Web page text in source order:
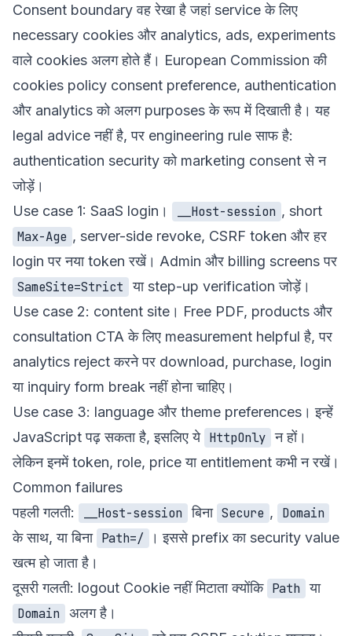
Consent boundary वह रेखा है जहां service के लिए
necessary cookies और analytics, ads, experiments
वाले cookies अलग होते हैं। European Commission की
cookies policy consent preference, authentication
और analytics को अलग purposes के रूप में दिखाती है। यह
legal advice नहीं है, पर engineering rule साफ है:
authentication security को marketing consent से न
जोड़ें।
Use case 1: SaaS login।
__Host-session , short
Max-Age , server-side revoke, CSRF token और हर
login पर नया token रखें। Admin और billing screens पर
SameSite=Strict या step-up verification जोड़ें।
Use case 2: content site। Free PDF, products और
consultation CTA के लिए measurement helpful है, पर
analytics reject करने पर download, purchase, login
या inquiry form break नहीं होना चाहिए।
Use case 3: language और theme preferences। इन्हें
JavaScript पढ़ सकता है, इसलिए ये HttpOnly न हों।
लेकिन इनमें token, role, price या entitlement कभी न रखें।
Common failures
पहली गलती:
__Host-session बिना Secure ,
Domain
के साथ, या बिना Path=/
। इससे prefix का security value
खत्म हो जाता है।
दूसरी गलती: logout Cookie नहीं मिटाता क्योंकि Path या
Domain
अलग है।